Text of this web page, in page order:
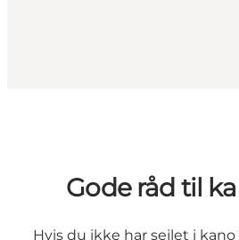
Gode råd til
Hvis du ikke har sejlet i